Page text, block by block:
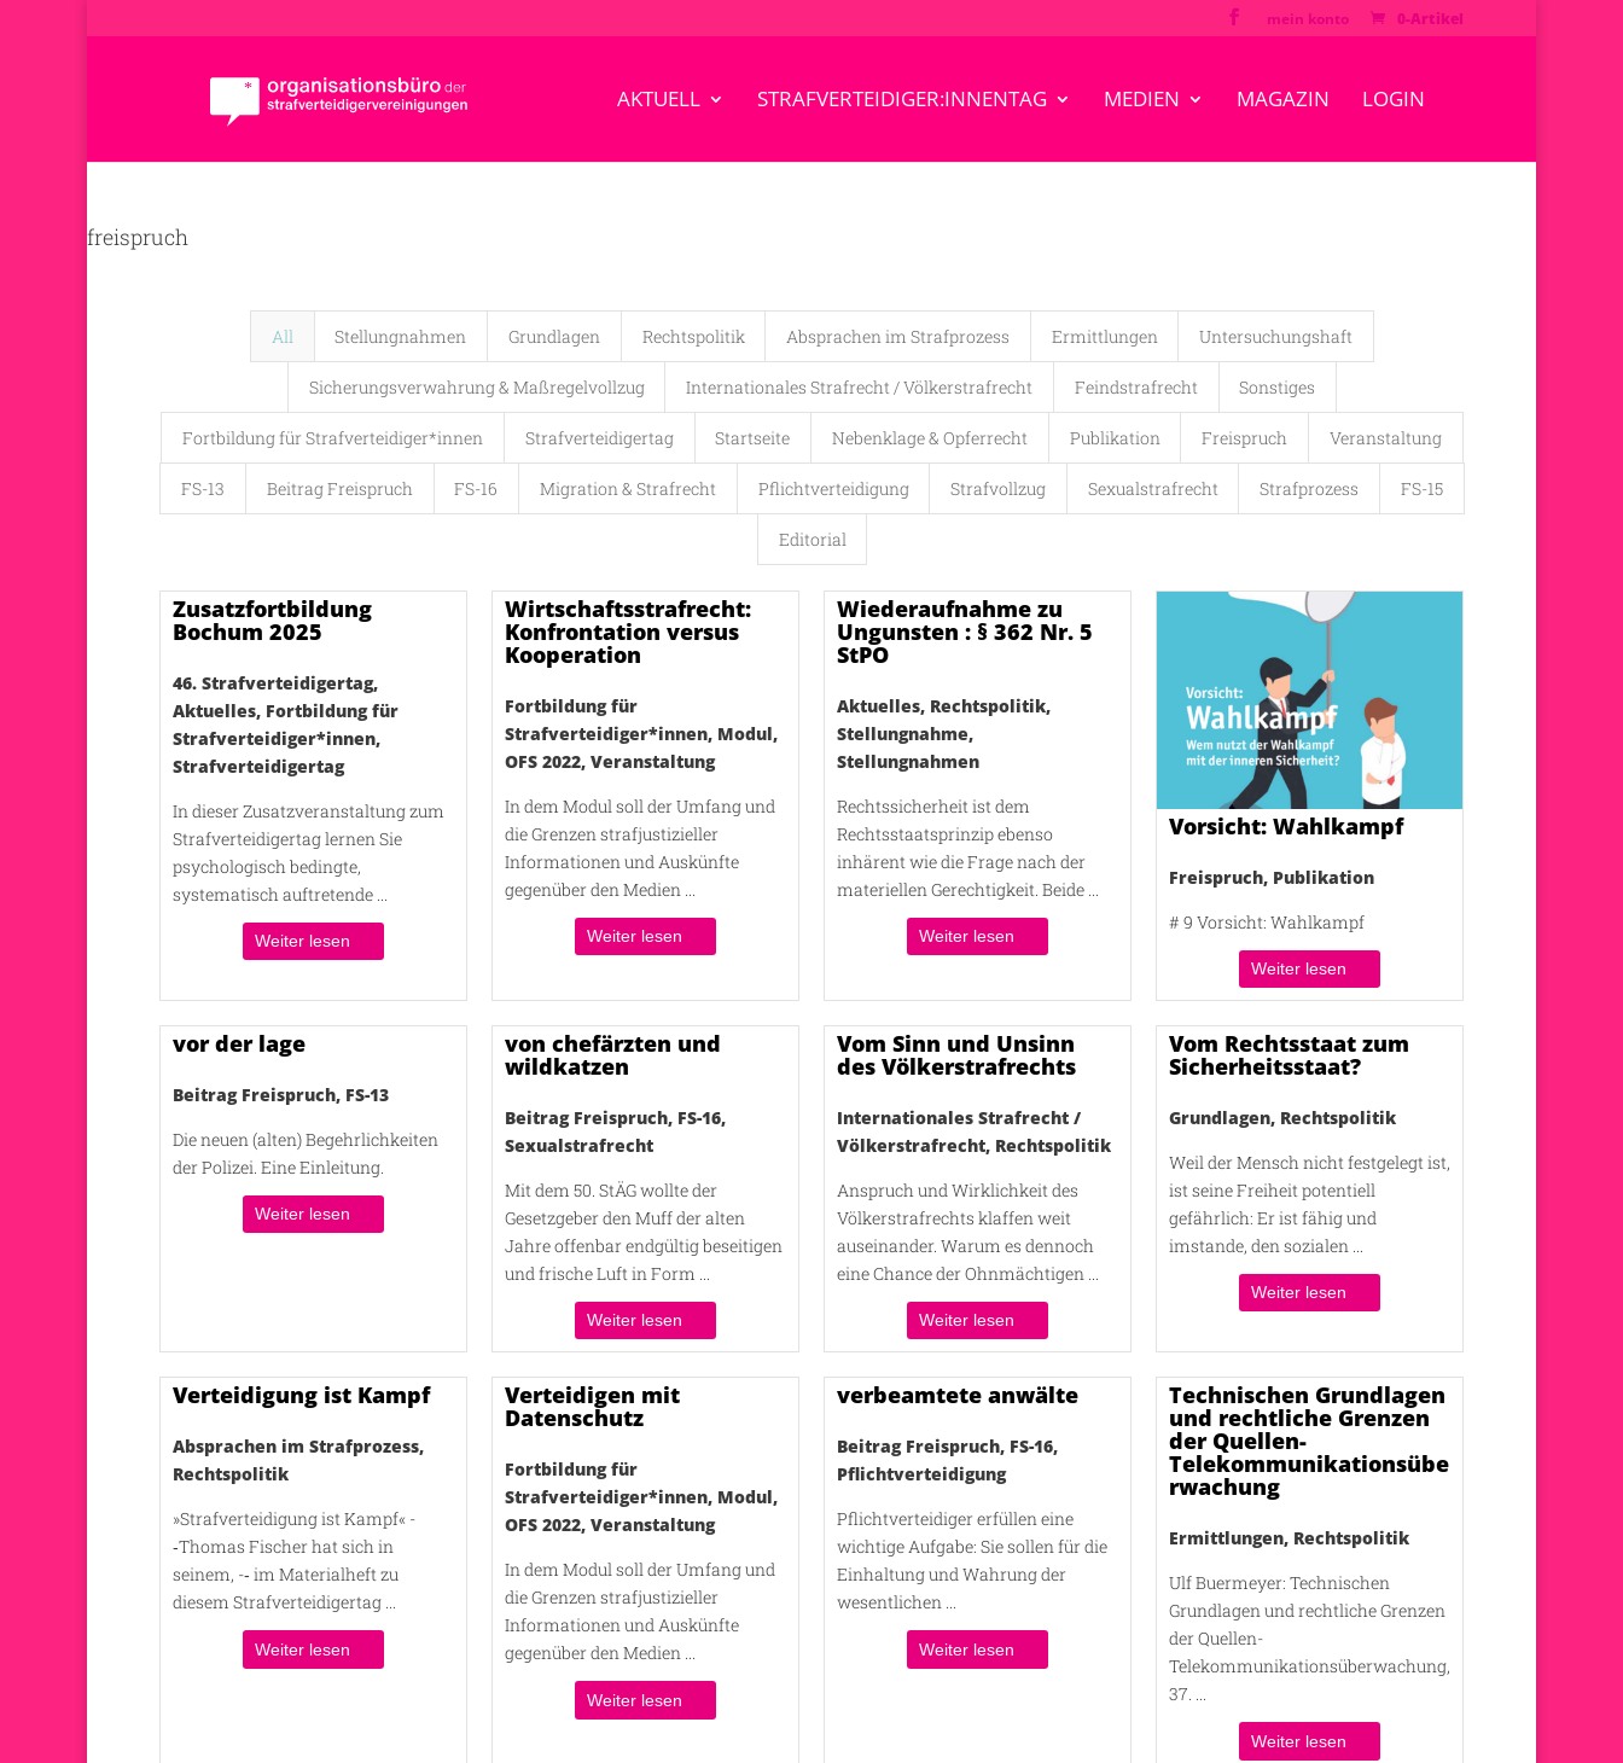
mein konto 0-Artikel
AKTUELL STRAFVERTEIDIGER:INNENTAG MEDIEN MAGAZIN LOGIN
freispruch
All Stellungnahmen Grundlagen Rechtspolitik Absprachen im Strafprozess Ermittlungen Untersuchungshaft
Sicherungsverwahrung & Maßregelvollzug Internationales Strafrecht / Völkerstrafrecht Feindstrafrecht Sonstiges
Fortbildung für Strafverteidiger*innen Strafverteidigertag Startseite Nebenklage & Opferrecht Publikation Freispruch Veranstaltung
FS-13 Beitrag Freispruch FS-16 Migration & Strafrecht Pflichtverteidigung Strafvollzug Sexualstrafrecht Strafprozess FS-15
Editorial
Zusatzfortbildung
Bochum 2025
46. Strafverteidigertag,
Aktuelles, Fortbildung für
Strafverteidiger*innen,
Strafverteidigertag
In dieser Zusatzveranstaltung zum
Strafverteidigertag lernen Sie
psychologisch bedingte,
systematisch auftretende ...
Weiter lesen
Wirtschaftsstrafrecht:
Konfrontation versus
Kooperation
Fortbildung für
Strafverteidiger*innen, Modul,
OFS 2022, Veranstaltung
In dem Modul soll der Umfang und
die Grenzen strafjustizieller
Informationen und Auskünfte
gegenüber den Medien ...
Weiter lesen
Wiederaufnahme zu
Ungunsten : § 362 Nr. 5
StPO
Aktuelles, Rechtspolitik,
Stellungnahme,
Stellungnahmen
Rechtssicherheit ist dem
Rechtsstaatsprinzip ebenso
inhärent wie die Frage nach der
materiellen Gerechtigkeit. Beide ...
Weiter lesen
Vorsicht: Wahlkampf
Freispruch, Publikation
# 9 Vorsicht: Wahlkampf
Weiter lesen
vor der lage
Beitrag Freispruch, FS-13
Die neuen (alten) Begehrlichkeiten
der Polizei. Eine Einleitung.
Weiter lesen
von chefärzten und
wildkatzen
Beitrag Freispruch, FS-16,
Sexualstrafrecht
Mit dem 50. StÄG wollte der
Gesetzgeber den Muff der alten
Jahre offenbar endgültig beseitigen
und frische Luft in Form ...
Weiter lesen
Vom Sinn und Unsinn
des Völkerstrafrechts
Internationales Strafrecht /
Völkerstrafrecht, Rechtspolitik
Anspruch und Wirklichkeit des
Völkerstrafrechts klaffen weit
auseinander. Warum es dennoch
eine Chance der Ohnmächtigen ...
Weiter lesen
Vom Rechtsstaat zum
Sicherheitsstaat?
Grundlagen, Rechtspolitik
Weil der Mensch nicht festgelegt ist,
ist seine Freiheit potentiell
gefährlich: Er ist fähig und
imstande, den sozialen ...
Weiter lesen
Verteidigung ist Kampf
Absprachen im Strafprozess,
Rechtspolitik
»Strafverteidigung ist Kampf« -
‑Thomas Fischer hat sich in
seinem, -‑ im Materialheft zu
diesem Strafverteidigertag ...
Weiter lesen
Verteidigen mit
Datenschutz
Fortbildung für
Strafverteidiger*innen, Modul,
OFS 2022, Veranstaltung
In dem Modul soll der Umfang und
die Grenzen strafjustizieller
Informationen und Auskünfte
gegenüber den Medien ...
Weiter lesen
verbeamtete anwälte
Beitrag Freispruch, FS-16,
Pflichtverteidigung
Pflichtverteidiger erfüllen eine
wichtige Aufgabe: Sie sollen für die
Einhaltung und Wahrung der
wesentlichen ...
Weiter lesen
Technischen Grundlagen
und rechtliche Grenzen
der Quellen-
Telekommunikationsübe
rwachung
Ermittlungen, Rechtspolitik
Ulf Buermeyer: Technischen
Grundlagen und rechtliche Grenzen
der Quellen-
Telekommunikationsüberwachung,
37. ...
Weiter lesen